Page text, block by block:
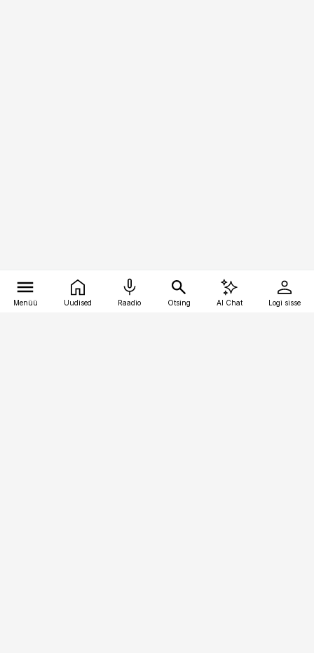
Menüü Uudised Raadio Otsing AI Chat Logi sisse